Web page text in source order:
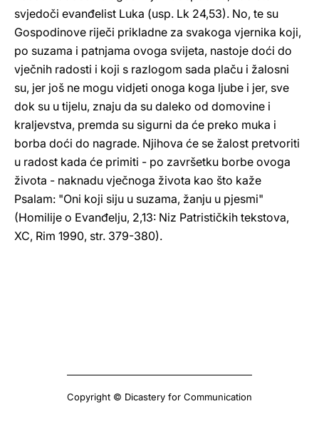
svjedoči evanđelist Luka (usp. Lk 24,53). No, te su
Gospodinove riječi prikladne za svakoga vjernika koji,
po suzama i patnjama ovoga svijeta, nastoje doći do
vječnih radosti i koji s razlogom sada plaču i žalosni
su, jer još ne mogu vidjeti onoga koga ljube i jer, sve
dok su u tijelu, znaju da su daleko od domovine i
kraljevstva, premda su sigurni da će preko muka i
borba doći do nagrade. Njihova će se žalost pretvoriti
u radost kada će primiti - po završetku borbe ovoga
života - naknadu vječnoga života kao što kaže
Psalam: "Oni koji siju u suzama, žanju u pjesmi"
(Homilije o Evanđelju, 2,13: Niz Patrističkih tekstova,
XC, Rim 1990, str. 379-380).
Copyright © Dicastery for Communication